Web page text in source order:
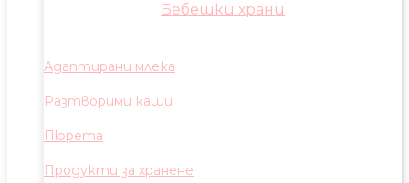
Бебешки храни
Адаптирани млека
Разтворими каши
Пюрета
Продукти за хранене